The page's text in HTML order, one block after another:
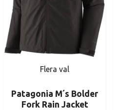
Flera val
Patagonia M´s Bolder
Fork Rain Jacket